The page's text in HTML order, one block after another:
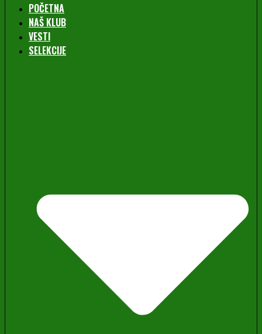
POČETNA
NAŠ KLUB
VESTI
SELEKCIJE